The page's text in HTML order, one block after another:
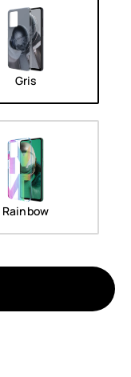
Gris
Rainbow